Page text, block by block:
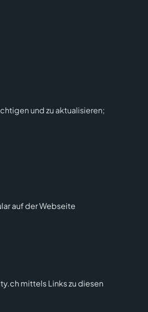
und zu aktualisieren;
auf der Webseite
mittels Links zu diesen